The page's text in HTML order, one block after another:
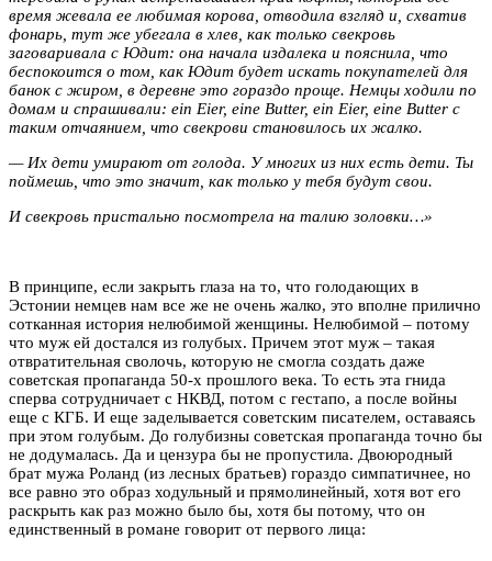
время жевала ее любимая корова, отводила взгляд и, схватив
фонарь, тут же убегала в хлев, как только свекровь
заговаривала с Юдит: она начала издалека и пояснила, что
беспокоится о том, как Юдит будет искать покупателей для
банок с жиром, в деревне это гораздо проще. Немцы ходили по
домам и спрашивали: ein Eier, eine Butter, ein Eier, eine Butter с
таким отчаянием, что свекрови становилось их жалко.
— Их дети умирают от голода. У многих из них есть дети. Ты
поймешь, что это значит, как только у тебя будут свои.
И свекровь пристально посмотрела на талию золовки…»
В принципе, если закрыть глаза на то, что голодающих в
Эстонии немцев нам все же не очень жалко, это вполне прилично
сотканная история нелюбимой женщины. Нелюбимой – потому
что муж ей достался из голубых. Причем этот муж – такая
отвратительная сволочь, которую не смогла создать даже
советская пропаганда 50-х прошлого века. То есть эта гнида
сперва сотрудничает с НКВД, потом с гестапо, а после войны
еще с КГБ. И еще заделывается советским писателем, оставаясь
при этом голубым. До голубизны советская пропаганда точно бы
не додумалась. Да и цензура бы не пропустила. Двоюродный
брат мужа Роланд (из лесных братьев) гораздо симпатичнее, но
все равно это образ ходульный и прямолинейный, хотя вот его
раскрыть как раз можно было бы, хотя бы потому, что он
единственный в романе говорит от первого лица: